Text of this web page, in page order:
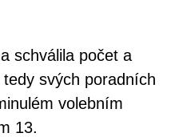
schválila počet a
svých poradních
volebním
13.